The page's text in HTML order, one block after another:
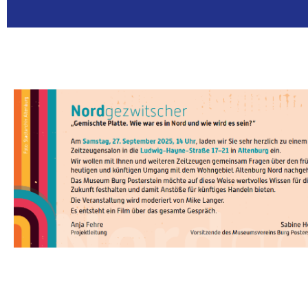
- 14 Uhr
Künstler*innen
Thomas Nündel
Minkwitz und
- 16 Uhr Lyrik-
heute, gelesen
- ab 16 Uhr Von